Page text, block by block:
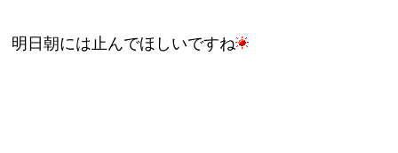
明日朝には止んでほしいですね